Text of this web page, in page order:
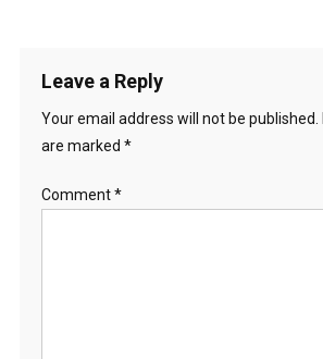
Leave a Reply
Your email address will not be published.
are marked *
Comment*